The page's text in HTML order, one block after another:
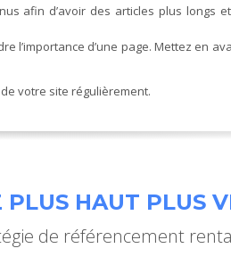
afin d’avoir des articles plus longs
l’importance d’une page. Mettez en
votre site régulièrement.
HAUT PLUS
de référencement